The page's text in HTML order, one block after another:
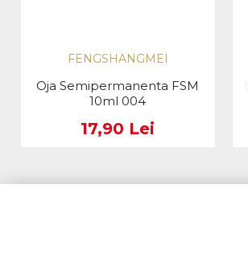
FENGSHANGMEI
Oja Semipermanenta FSM
10ml 004
17,90 Lei